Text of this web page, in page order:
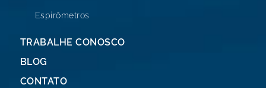
Espirômetros
TRABALHE CONOSCO
BLOG
CONTATO